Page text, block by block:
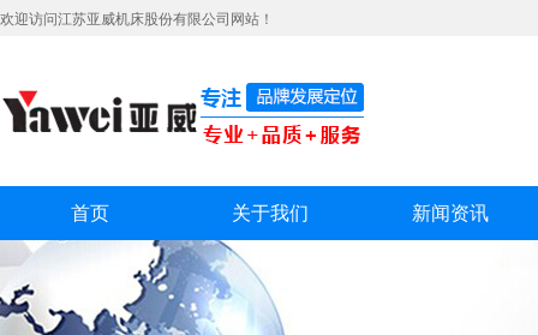
欢迎访问江苏亚威机床股份有限公司网站！
首页 关于我们 新闻资讯